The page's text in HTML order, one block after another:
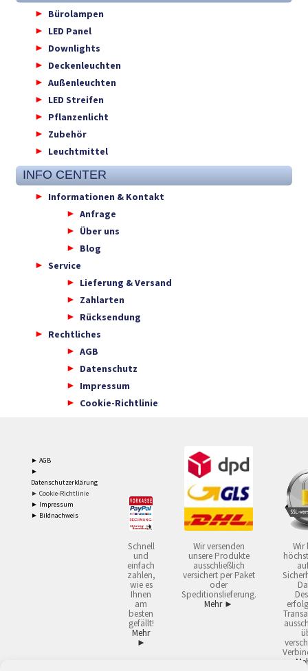
Bürolampen
LED Panel
Downlights
Deckenleuchten
Außenleuchten
LED Streifen
Pflanzenlicht
Zubehör
Leuchtmittel
INFO CENTER
Informationen & Kontakt
Anfrage
Über uns
Blog
Service
Lieferung & Versand
Zahlarten
Rücksendung
Rechtliches
AGB
Datenschutz
Impressum
Cookie-Richtlinie
► AGB
►
Datenschutzerklärung
► Cookie-Richtlinie
► Impressum
► Bildnachweis
Schnell
und
einfach
zahlen,
wie es
Ihnen
am
besten
gefällt!
Mehr
►
Wir versenden
unsere Produkte
ausschließlich
versichert per Paket
oder
Speditionslieferung.
Mehr ►
Wir